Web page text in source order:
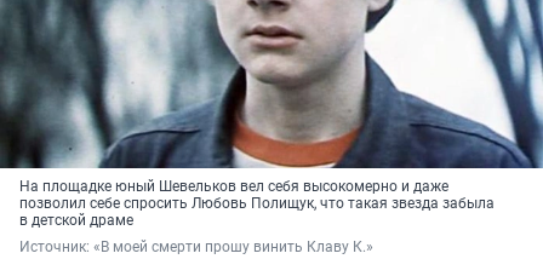
На площадке юный Шевельков вел себя высокомерно и даже
позволил себе спросить Любовь Полищук, что такая звезда забыла
в детской драме
Источник: «В моей смерти прошу винить Клаву К.»